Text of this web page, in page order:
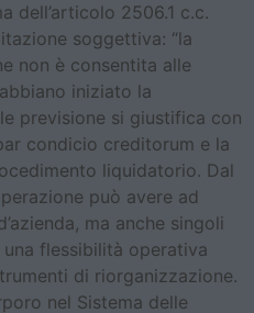
dell’articolo 2506.1 c.c.
soggettiva: “la
non è consentita alle
iniziato la
previsione si giustifica con
condicio creditorum e la
liquidatorio. Dal
può avere ad
ma anche singoli
flessibilità operativa
di riorganizzazione.
nel Sistema delle